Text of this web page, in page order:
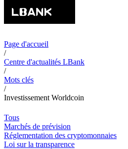
Page d'accueil
/
Centre d'actualités LBank
/
Mots clés
/
Investissement Worldcoin
Tous
Marchés de prévision
Réglementation des cryptomonnaies
Loi sur la transparence